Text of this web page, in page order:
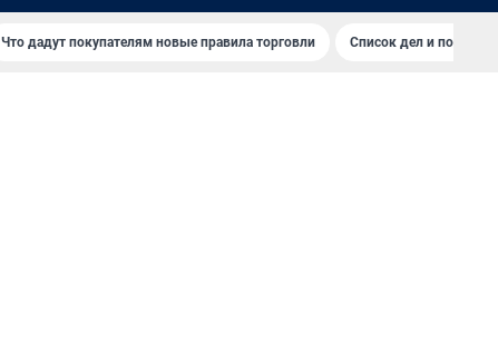
Что дадут покупателям новые правила торговли Список дел и покупок